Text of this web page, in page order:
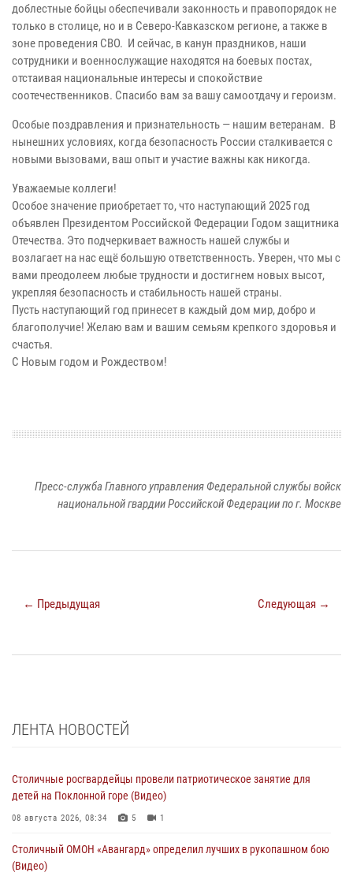
доблестные бойцы обеспечивали законность и правопорядок не
только в столице, но и в Северо-Кавказском регионе, а также в
зоне проведения СВО. И сейчас, в канун праздников, наши
сотрудники и военнослужащие находятся на боевых постах,
отстаивая национальные интересы и спокойствие
соотечественников. Спасибо вам за вашу самоотдачу и героизм.
Особые поздравления и признательность — нашим ветеранам. В
нынешних условиях, когда безопасность России сталкивается с
новыми вызовами, ваш опыт и участие важны как никогда.
Уважаемые коллеги!
Особое значение приобретает то, что наступающий 2025 год
объявлен Президентом Российской Федерации Годом защитника
Отечества. Это подчеркивает важность нашей службы и
возлагает на нас ещё большую ответственность. Уверен, что мы с
вами преодолеем любые трудности и достигнем новых высот,
укрепляя безопасность и стабильность нашей страны.
Пусть наступающий год принесет в каждый дом мир, добро и
благополучие! Желаю вам и вашим семьям крепкого здоровья и
счастья.
С Новым годом и Рождеством!
Пресс-служба Главного управления Федеральной службы войск
национальной гвардии Российской Федерации по г. Москве
← Предыдущая Следующая →
ЛЕНТА НОВОСТЕЙ
Столичные росгвардейцы провели патриотическое занятие для
детей на Поклонной горе (Видео)
08 августа 2026, 08:34 5 1
Столичный ОМОН «Авангард» определил лучших в рукопашном бою
(Видео)